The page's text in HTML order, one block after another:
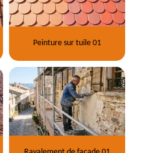
Peinture sur tuile 01